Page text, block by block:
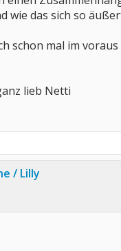
wie das sich so
schon mal im
lieb Netti
/ Lilly